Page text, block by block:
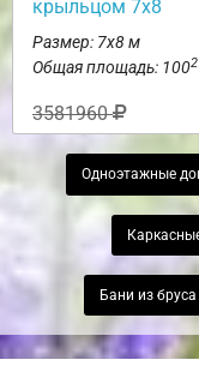
крыльцом 7х8
Размер: 7х8 м
Общая площадь: 1002
3581960
Одноэтажные
Бани из